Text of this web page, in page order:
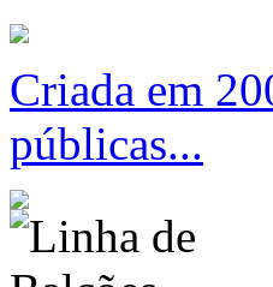
Criada em
públicas...